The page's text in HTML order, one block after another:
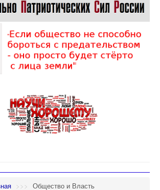
>>> Общество и Власть